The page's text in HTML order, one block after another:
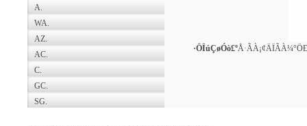
A.
WA.
AZ.
AC.
C.
GC.
SG.
·ÖÏúÇøÓò£º